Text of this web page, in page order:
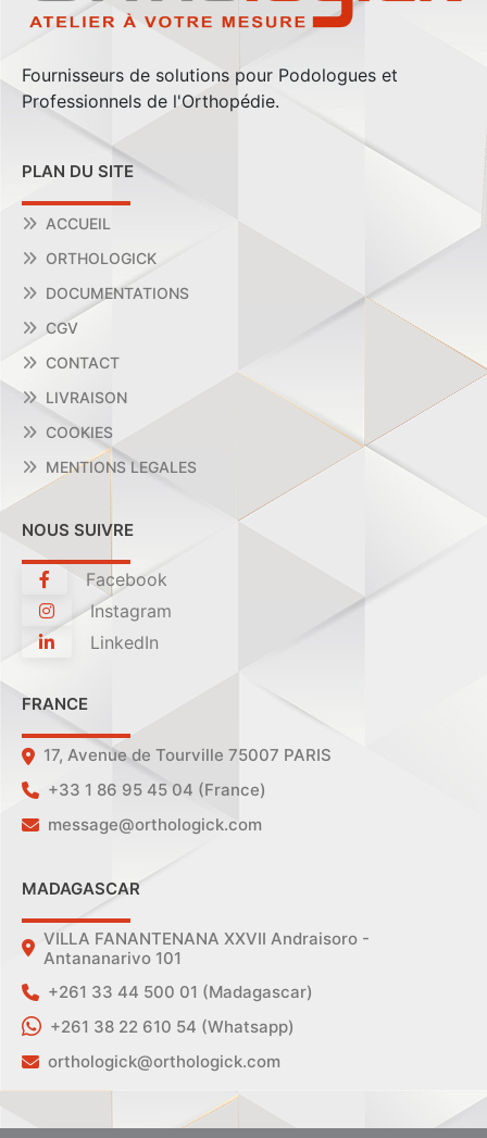
Fournisseurs de solutions pour Podologues et
Professionnels de l'Orthopédie.
PLAN DU SITE
ACCUEIL
ORTHOLOGICK
DOCUMENTATIONS
CGV
CONTACT
LIVRAISON
COOKIES
MENTIONS LEGALES
NOUS SUIVRE
Facebook
Instagram
LinkedIn
FRANCE
17, Avenue de Tourville 75007 PARIS
+33 1 86 95 45 04 (France)
message@orthologick.com
MADAGASCAR
VILLA FANANTENANA XXVII Andraisoro -
Antananarivo 101
+261 33 44 500 01 (Madagascar)
+261 38 22 610 54 (Whatsapp)
orthologick@orthologick.com